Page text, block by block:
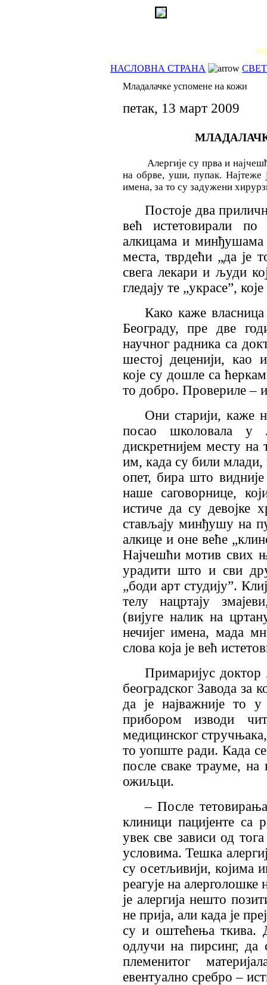
НАСЛОВНА СТРАНА
Младалачке успомене на кожи
петак, 13 март 2009
Алергије су прва и
на обрве, уши, пупак. Најтеже
имена, за то су задужени
Постоје два
већ истетовирали
алкицама и
места, тврдећи „да је
свега лекари и људи
гледају те „украсе”,
Како каже
Београду, пре две
научног радника са
шестој деценији, као
које су дошле са
то добро. Провериле –
Они старији, каже
посао школовала у
дискретнијем месту на
им, када су били млади,
опет, бира што
наше саговорнице,
истиче да су девојке
стављају минђушу на
алкице и оне веће
Најчешћи мотив свих
урадити што и сви
„боди арт студију”.
телу нацртају
(вијуге налик на
нечијег имена, мада
слова која је већ
Примаријус
београдског Завода за
да је најважније то
прибором изводи
медицинског
то уопште ради. Када
после сваке трауме, на
ожиљци.
– После
клиници пацијенте са
увек све зависи од
условима. Тешка
су осетљивији, којима
реагује на
је алергија нешто
не прија, али када је
су и оштећења ткива.
одлучи на пирсинг, да
племенитог
евентуално сребро –